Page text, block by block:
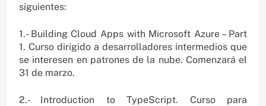
siguientes:
1.- Building Cloud Apps with Microsoft Azure – Part
1. Curso dirigido a desarrolladores intermedios que
se interesen en patrones de la nube. Comenzará el
31 de marzo.
2.- Introduction to TypeScript. Curso para